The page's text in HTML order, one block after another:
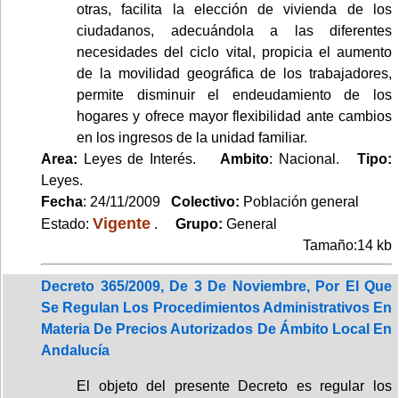
otras, facilita la elección de vivienda de los
ciudadanos, adecuándola a las diferentes
necesidades del ciclo vital, propicia el aumento
de la movilidad geográfica de los trabajadores,
permite disminuir el endeudamiento de los
hogares y ofrece mayor flexibilidad ante cambios
en los ingresos de la unidad familiar.
Area: Leyes de Interés.Ambito: Nacional.Tipo:
Leyes.
Fecha: 24/11/2009 Colectivo: Población general
Estado: Vigente . Grupo: General
Tamaño:14 kb
Decreto 365/2009, De 3 De Noviembre, Por El Que
Se Regulan Los Procedimientos Administrativos En
Materia De Precios Autorizados De Ámbito Local En
Andalucía
El objeto del presente Decreto es regular los